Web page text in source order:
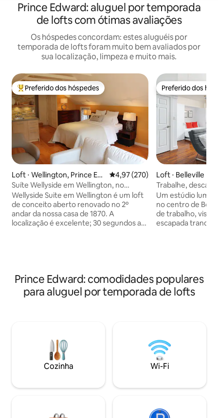
Prince Edward: aluguel por temporada
de lofts com ótimas avaliações
Os hóspedes concordam: estes aluguéis por
temporada de lofts foram muito bem avaliados por
sua localização, limpeza e muito mais.
Entre os melhores preferidos dos hóspedes
Preferido dos hóspedes
Loft ⋅ Wellington, Prince Ed
ward County,
4,97 de uma avaliação média de
4,97 (270)
Suíte Wellyside em Wellington, no
Condado de Prince Edward
Wellyside Suite em Wellington é um loft
de conceito aberto renovado no 2º
andar da nossa casa de 1870. A
localização é excelente; 30 segundos a
aquecimento no chão, cozinha
compacta, deck privativo
(churrasqueira) com vistas
Preferido dos
Preferido dos
Loft ⋅ Belleville
Trabalhe,
Estúdio
Um estúdio
no centro de
de trabalho,
escapada
estacionamento
central e
📲 Siga
Prince Edward: comodidades populares
para aluguel por temporada de lofts
Cozinha Wi-Fi